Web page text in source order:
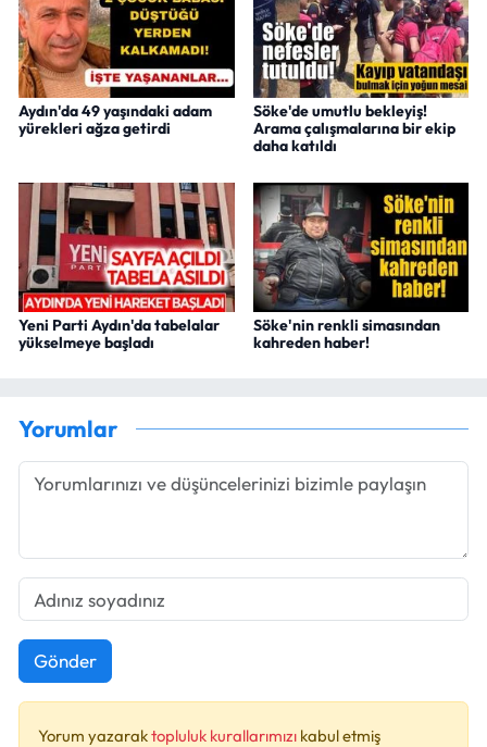
Aydın'da 49 yaşındaki adam
yürekleri ağza getirdi
Söke'de umutlu bekleyiş!
Arama çalışmalarına bir ekip
daha katıldı
Yeni Parti Aydın'da tabelalar
yükselmeye başladı
Söke'nin renkli simasından
kahreden haber!
Yorumlar
Gönder
Yorum yazaraktopluluk kurallarımızı kabul etmiş